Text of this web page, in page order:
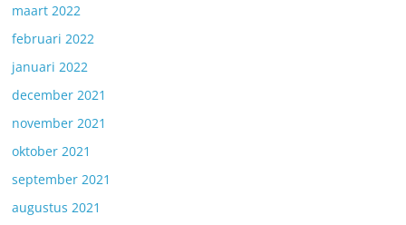
maart 2022
februari 2022
januari 2022
december 2021
november 2021
oktober 2021
september 2021
augustus 2021